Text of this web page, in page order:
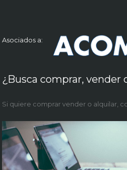
Asociados a:
¿Busca comprar, vender
Si quiere comprar vender o alquilar,